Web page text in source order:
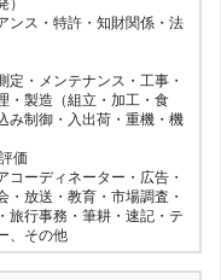
ンス・特許・知財関係・法
定・メンテナンス・工事・
・製造（組立・加工・食
み制御・入出荷・重機・機
価
コーディネーター・広告・
放送・教育・市場調査・
旅行事務・筆耕・速記・テ
、その他